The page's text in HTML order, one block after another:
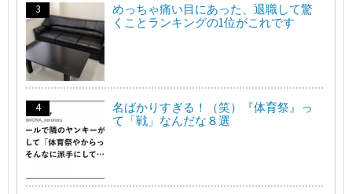
めっちゃ痛い目にあった、退職して驚
くことランキングの1位がこれです
名ばかりすぎる！（笑）『体育祭』っ
て「戦」なんだな８選